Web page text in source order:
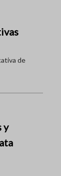
de
y